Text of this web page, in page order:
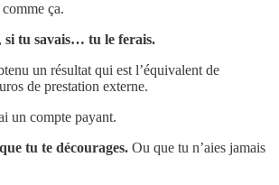
ça.
si tu savais… tu le ferais.
un résultat qui est l’équivalent de
de prestation externe.
un compte payant.
tu te décourages. Ou que tu n’aies jamais